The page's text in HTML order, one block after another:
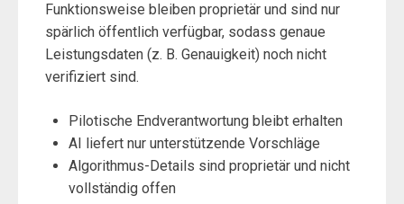
Funktionsweise bleiben proprietär und sind nur
spärlich öffentlich verfügbar, sodass genaue
Leistungsdaten (z. B. Genauigkeit) noch nicht
verifiziert sind.
Pilotische Endverantwortung bleibt erhalten
AI liefert nur unterstützende Vorschläge
Algorithmus-Details sind proprietär und nicht
vollständig offen